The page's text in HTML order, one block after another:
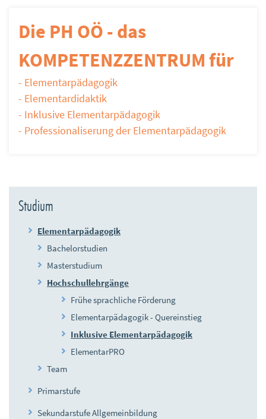
Die PH OÖ - das
KOMPETENZZENTRUM für
- Elementarpädagogik
- Elementardidaktik
- Inklusive Elementarpädagogik
- Professionaliserung der Elementarpädagogik
Studium
Elementarpädagogik
Bachelorstudien
Masterstudium
Hochschullehrgänge
Frühe sprachliche Förderung
Elementarpädagogik - Quereinstieg
Inklusive Elementarpädagogik
ElementarPRO
Team
Primarstufe
Sekundarstufe Allgemeinbildung